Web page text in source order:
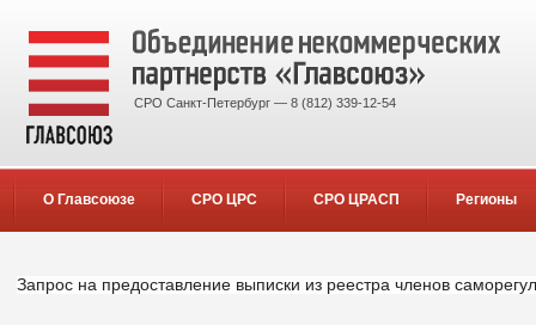
СРО Санкт-Петербург — 8 (812) 339-12-54
О Главсоюзе СРО ЦРС СРО ЦРАСП Регионы
Запрос на предоставление выписки из реестра членов